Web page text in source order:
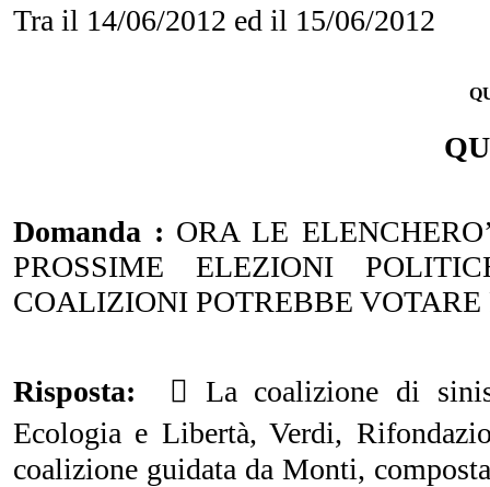
Tra il 14/06/2012 ed il 15/06/2012
Domanda : ORA LE
PROSSIME ELEZIONI
COALIZIONI POTREBBE
Risposta:  La coalizione di
Ecologia e Libertà, Verdi,
coalizione guidata da Monti,